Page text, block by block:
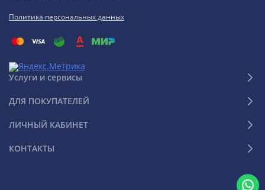
Политика персональных данных
Услуги и сервисы
ДЛЯ ПОКУПАТЕЛЕЙ
ЛИЧНЫЙ КАБИНЕТ
КОНТАКТЫ